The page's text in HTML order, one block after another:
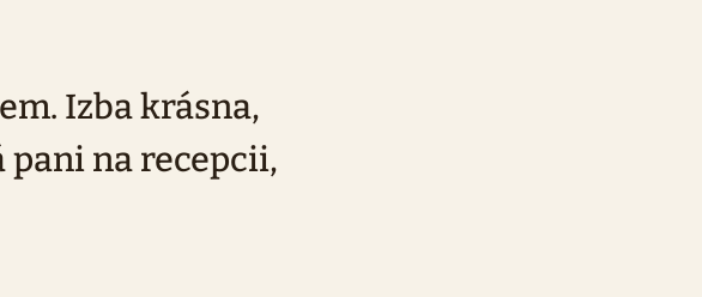
Izba krásna,
na recepcii,